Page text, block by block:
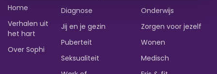
Home
Verhalen uit
het hart
Over Sophi
Diagnose
Jij en je gezin
Puberteit
Seksualiteit
Onderwijs
Zorgen voor jezelf
Wonen
Medisch